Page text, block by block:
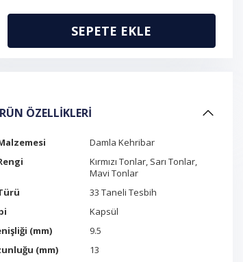
SEPETE EKLE
ÖZELLIKLERI
Damla Kehribar
Kırmızı Tonlar, Sarı Tonlar,
Mavi Tonlar
33 Taneli Tesbih
Kapsül
(mm)
9.5
(mm)
13